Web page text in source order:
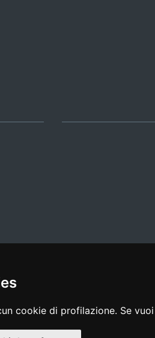
cookie di profilazione. Se
di accessibilità | feedback